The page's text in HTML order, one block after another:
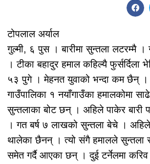
टोपलाल अर्याल
गुल्मी, ६ पुस । बारीमा सुन्तला लटरम्मै ।
। टीका बहादुर हमाल कहिल्यै
५३ पुगे । मेहनत युवाको भन्दा कम छैन् ।
गाउँपालिका १ नयाँगाउँका हमालकोमा
सुन्तलाका बोट छन् । अहिले पाकेर बारी
। गत बर्ष ७ लाखको सुन्तला बेचे ।
थालेका छैनन् । त्यो संगै हमालले सुन्तला र
समेत गर्दै आएका छन् । दुई टर्नेलमा